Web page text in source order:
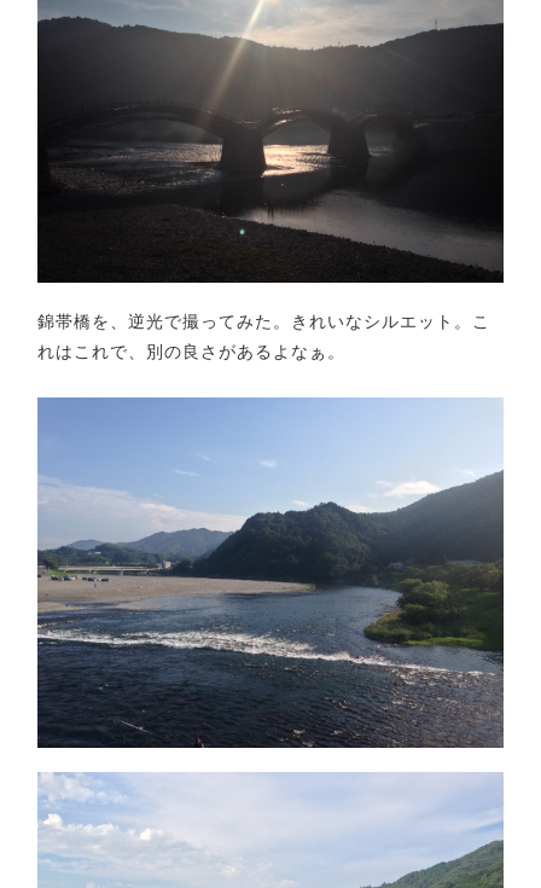
錦帯橋を、逆光で撮ってみた。きれいなシルエット。こ
れはこれで、別の良さがあるよなぁ。